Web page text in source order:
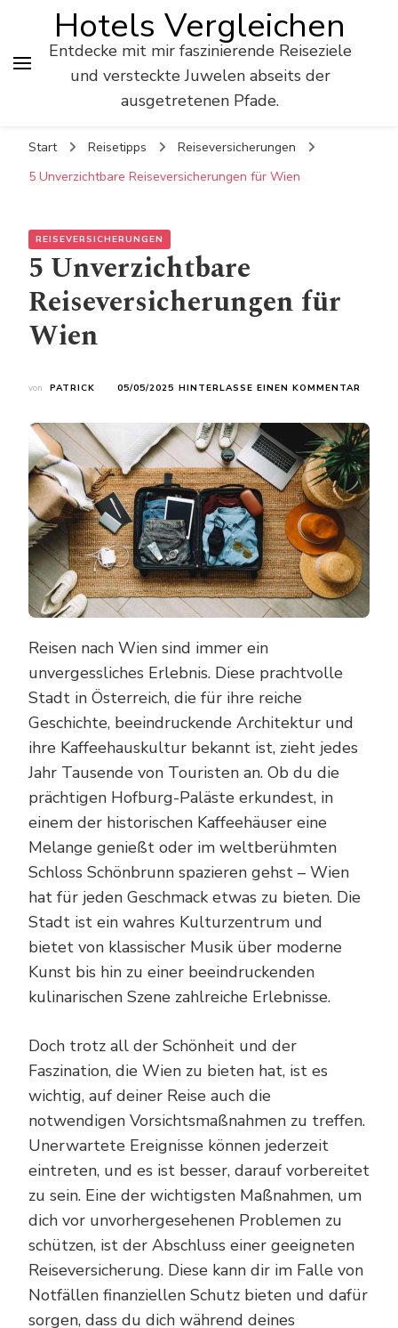
Hotels Vergleichen
Entdecke mit mir faszinierende Reiseziele
und versteckte Juwelen abseits der
ausgetretenen Pfade.
Start Reisetipps
Reiseversicherungen
5 Unverzichtbare Reiseversicherungen für Wien
REISEVERSICHERUNGEN
5 Unverzichtbare
Reiseversicherungen für
Wien
von PATRICK 05/05/2025 HINTERLASSE EINEN KOMMENTAR
FÜR
WIEN
Reisen nach Wien sind immer ein
unvergessliches Erlebnis. Diese prachtvolle
Stadt in Österreich, die für ihre reiche
Geschichte, beeindruckende Architektur und
ihre Kaffeehauskultur bekannt ist, zieht jedes
Jahr Tausende von Touristen an. Ob du die
prächtigen Hofburg-Paläste erkundest, in
einem der historischen Kaffeehäuser eine
Melange genießt oder im weltberühmten
Schloss Schönbrunn spazieren gehst – Wien
hat für jeden Geschmack etwas zu bieten. Die
Stadt ist ein wahres Kulturzentrum und
bietet von klassischer Musik über moderne
Kunst bis hin zu einer beeindruckenden
kulinarischen Szene zahlreiche Erlebnisse.
Doch trotz all der Schönheit und der
Faszination, die Wien zu bieten hat, ist es
wichtig, auf deiner Reise auch die
notwendigen Vorsichtsmaßnahmen zu treffen.
Unerwartete Ereignisse können jederzeit
eintreten, und es ist besser, darauf vorbereitet
zu sein. Eine der wichtigsten Maßnahmen, um
dich vor unvorhergesehenen Problemen zu
schützen, ist der Abschluss einer geeigneten
Reiseversicherung. Diese kann dir im Falle von
Notfällen finanziellen Schutz bieten und dafür
sorgen, dass du dich während deines